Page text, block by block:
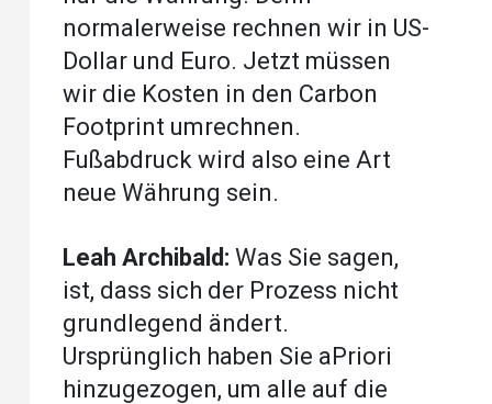
normalerweise rechnen wir in US-
Dollar und Euro. Jetzt müssen
wir die Kosten in den Carbon
Footprint umrechnen.
Fußabdruck wird also eine Art
neue Währung sein.
Leah Archibald: Was Sie sagen,
ist, dass sich der Prozess nicht
grundlegend ändert.
Ursprünglich haben Sie aPriori
hinzugezogen, um alle auf die